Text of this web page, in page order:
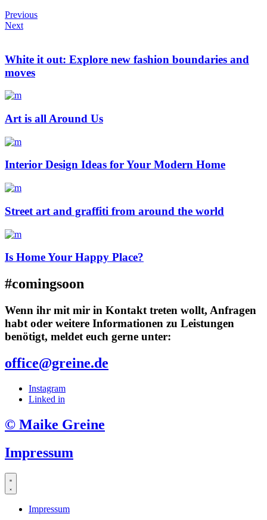
Previous
Next
White it out: Explore new fashion boundaries and
moves
Art is all Around Us
Interior Design Ideas for Your Modern Home
Street art and graffiti from around the world
Is Home Your Happy Place?
#comingsoon
Wenn ihr mit mir in Kontakt treten wollt, Anfragen
habt oder weitere Informationen zu Leistungen
benötigt, meldet euch gerne unter:
office@greine.de
Instagram
Linked in
© Maike Greine
Impressum
Impressum